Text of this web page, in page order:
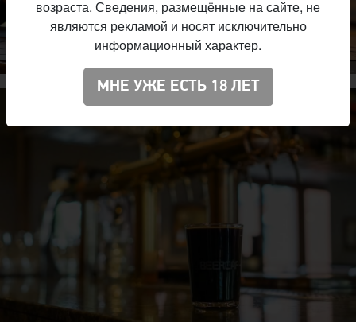
возраста. Сведения, размещённые на сайте, не
являются рекламой и носят исключительно
информационный характер.
МНЕ УЖЕ ЕСТЬ 18 ЛЕТ